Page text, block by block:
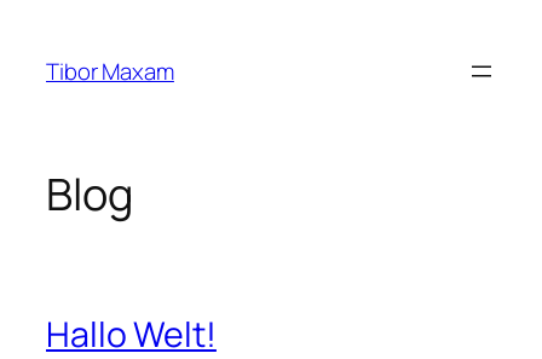
springen
Tibor Maxam
Blog
Hallo Welt!